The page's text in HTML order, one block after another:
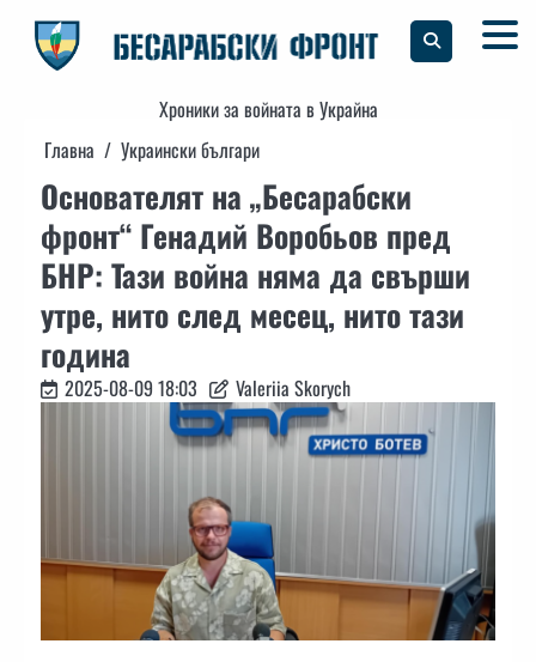
content
Хроники за войната в Украйна
Главна
Украински българи
Основателят на „Бесарабски
фронт“ Генадий Воробьов пред
БНР: Тази война няма да свърши
утре, нито след месец, нито тази
година
2025-08-09 18:03 Valeriia Skorych